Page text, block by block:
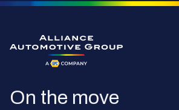
On the move